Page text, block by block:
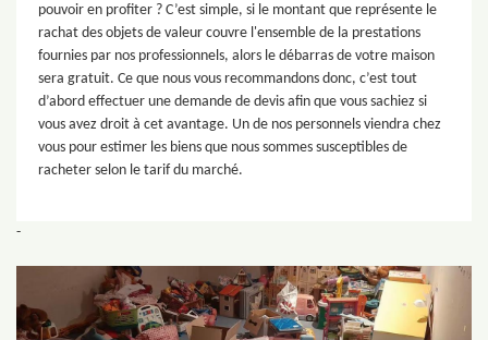
pouvoir en profiter ? C’est simple, si le montant que représente le
rachat des objets de valeur couvre l'ensemble de la prestations
fournies par nos professionnels, alors le débarras de votre maison
sera gratuit. Ce que nous vous recommandons donc, c’est tout
d’abord effectuer une demande de devis afin que vous sachiez si
vous avez droit à cet avantage. Un de nos personnels viendra chez
vous pour estimer les biens que nous sommes susceptibles de
racheter selon le tarif du marché.
-